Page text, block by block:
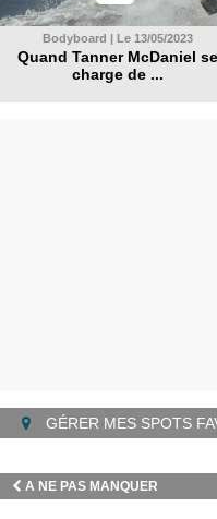
Bodyboard | Le 13/05/2023
Quand Tanner McDaniel se
charge de ...
GÉRER MES SPOTS
A NE PAS MANQUER